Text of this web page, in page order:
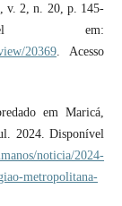
v. 2, n. 20, p. 145-
em:
20369. Acesso
em Maricá,
2024. Disponível
noticia/2024-
metropolitana-